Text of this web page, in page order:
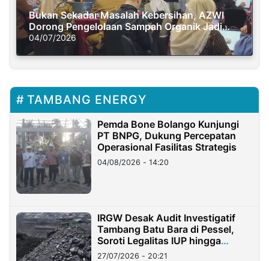
Bukan Sekadar Masalah Kebersihan, AZWI
Dorong Pengelolaan Sampah Organik Jadi
Solusi Krisis Iklim
04/07/2026
TAMBANG ENERGY
Pemda Bone Bolango Kunjungi
PT BNPG, Dukung Percepatan
Operasional Fasilitas Strategis
04/08/2026 - 14:20
IRGW Desak Audit Investigatif
Tambang Batu Bara di Pessel,
Soroti Legalitas IUP hingga
Stockpile
27/07/2026 - 20:21